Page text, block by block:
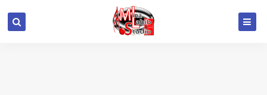
google.com, pub-6415693517272290, DIRECT,
f08c47fec0942fa0